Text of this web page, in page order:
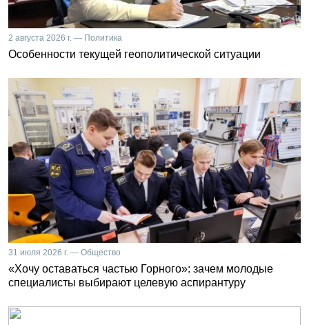
2 августа 2026 г. — Политика
Особенности текущей геополитической ситуации
31 июля 2026 г. — Общество
«Хочу оставаться частью Горного»: зачем молодые
специалисты выбирают целевую аспирантуру